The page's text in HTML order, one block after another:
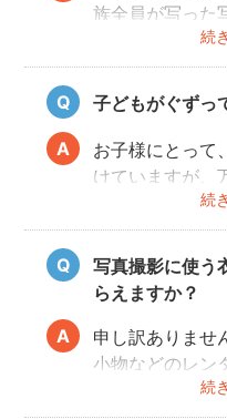
続
族全員が写った
結婚式で使え
り効きます。そ
当日撮影の際に
と奥様の様子を
メラで見せても
緒に写るように
子どもがぐずっ
続
お子様にとって
けていますが、
は、一旦休憩
させたりして気
スメの持ち物 ）
いつか素敵な思
写真におさめて
写真撮影に使う
らえますか？
続
申し訳ありませ
小物などのレン
おりませんの